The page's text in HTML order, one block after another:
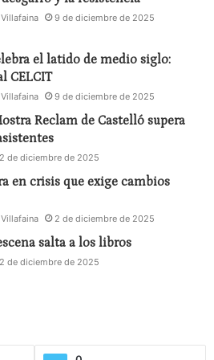
la práctica, entonces, es la
quiere y puede venir o
de ver el renacimiento
una ISTA, del origen de una
la escena, de la práctica a
tanta dispersión de
con eso yo me enojo. Lo
del libro al cuerpo,
libro al cuerpo, yo me enojo
una traición.
Se copia el ejercicio y
9 de diciembre de 2025
el latido de medio siglo:
CELCIT
9 de diciembre de 2025
Reclam de Castelló supera
2 de diciembre de 2025
en crisis que exige cambios
2 de diciembre de 2025
salta a los libros
2 de diciembre de 2025